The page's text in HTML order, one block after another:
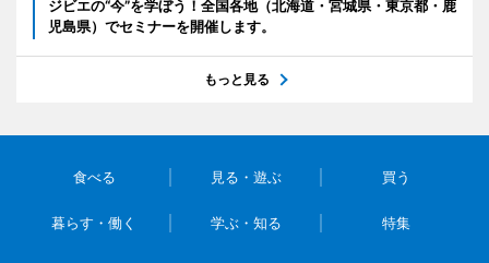
ジビエの“今”を学ぼう！全国各地（北海道・宮城県・東京都・鹿
児島県）でセミナーを開催します。
もっと見る
食べる 見る・遊ぶ 買う
暮らす・働く 学ぶ・知る 特集